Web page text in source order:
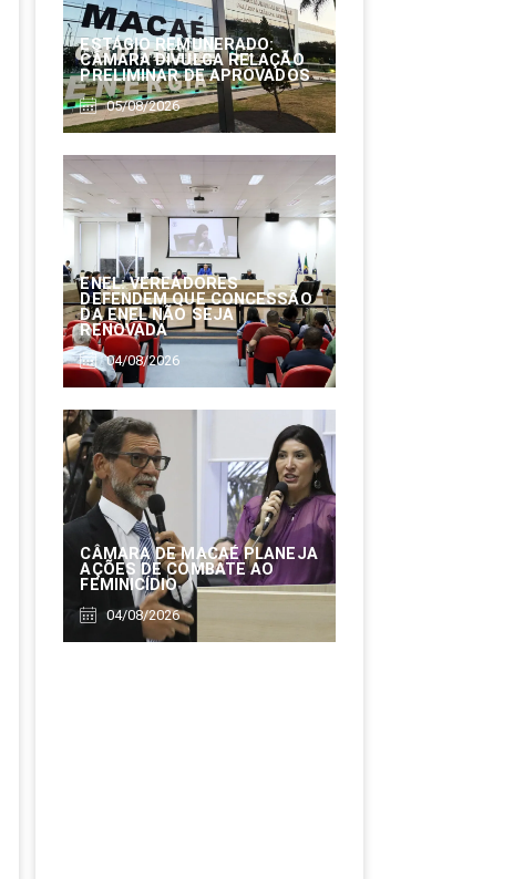
ESTÁGIO REMUNERADO:
CÂMARA DIVULGA RELAÇÃO
PRELIMINAR DE APROVADOS
05/08/2026
ENEL: VEREADORES
DEFENDEM QUE CONCESSÃO
DA ENEL NÃO SEJA
RENOVADA
04/08/2026
CÂMARA DE MACAÉ PLANEJA
AÇÕES DE COMBATE AO
FEMINICÍDIO
04/08/2026